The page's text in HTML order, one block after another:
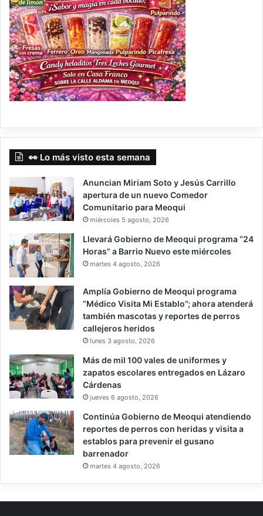
👀 Lo más visto esta semana
Anuncian Miriam Soto y Jesús Carrillo
apertura de un nuevo Comedor
Comunitario para Meoqui
miércoles 5 agosto, 2026
Llevará Gobierno de Meoqui programa “24
Horas” a Barrio Nuevo este miércoles
martes 4 agosto, 2026
Amplía Gobierno de Meoqui programa
“Médico Visita Mi Establo”; ahora atenderá
también mascotas y reportes de perros
callejeros heridos
lunes 3 agosto, 2026
Más de mil 100 vales de uniformes y
zapatos escolares entregados en Lázaro
Cárdenas
jueves 6 agosto, 2026
Continúa Gobierno de Meoqui atendiendo
reportes de perros con heridas y visita a
establos para prevenir el gusano
barrenador
martes 4 agosto, 2026